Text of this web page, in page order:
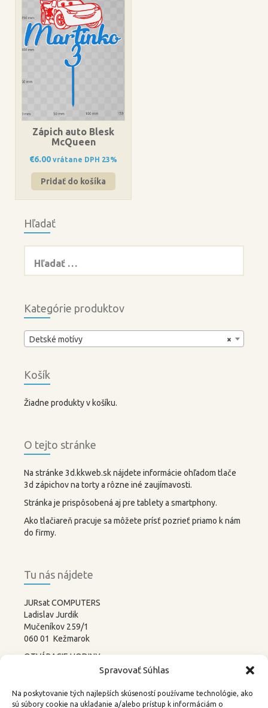
Spravovať Súhlas
Na poskytovanie tých najlepších skúseností používame technológie, ako
sú súbory cookie na ukladanie a/alebo prístup k informáciám o
Zápich auto Blesk
McQueen
€6.00 vrátane DPH 23%
Pridať do košíka
Hľadať
Kategórie produktov
×
Detské motívy
Košík
Žiadne produkty v košíku.
O tejto stránke
Na stránke 3d.kkweb.sk nájdete informácie ohľadom tlače
3d zápichov na torty a rôzne iné zaujímavosti.
Stránka je prispôsobená aj pre tablety a smartphony.
Ako tlačiareň pracuje sa môžete prísť pozrieť priamo k nám
do firmy.
Tu nás nájdete
JURsat COMPUTERS
Ladislav Jurdik
Mučeníkov 259/1
060 01 Kežmarok
OTVÁRACIE HODINY:
PONDELOK – PIATOK
SOBOTA – NEDEĽA
ZATVORENÉ